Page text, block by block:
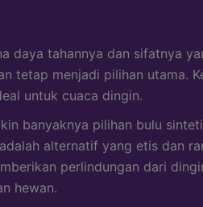
daya tahannya dan sifatnya
tetap menjadi pilihan utama.
untuk cuaca dingin.
banyaknya pilihan bulu
alternatif yang etis dan
perlindungan dari
hewan.